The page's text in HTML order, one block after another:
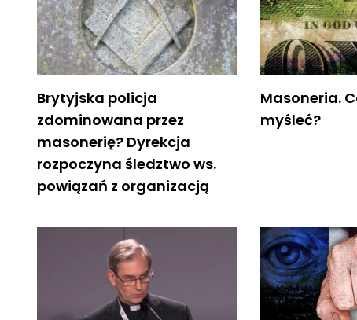
Brytyjska policja
zdominowana przez
masonerię? Dyrekcja
rozpoczyna śledztwo ws.
powiązań z organizacją
Masoneria.
myśleć?